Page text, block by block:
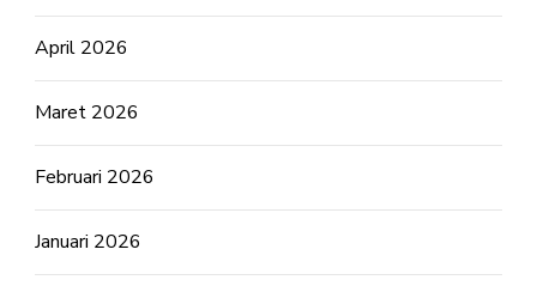
April 2026
Maret 2026
Februari 2026
Januari 2026